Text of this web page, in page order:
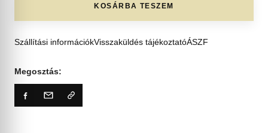
KOSÁRBA TESZEM
Szállítási információkVisszaküldés tájékoztatóÁSZF
Megosztás: